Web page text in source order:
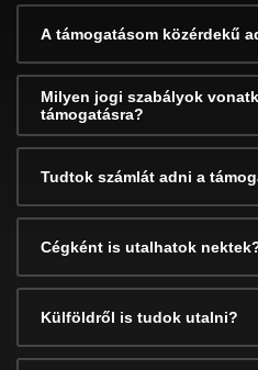
A támogatásom közérdekű
Milyen jogi szabályok
támogatásra?
Tudtok számlát adni a
Cégként is utalhatok
Külföldről is tudok utalni?